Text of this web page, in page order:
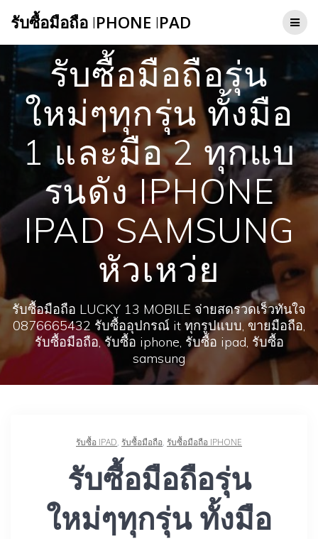
to
รับซื้อมือถือ IPHONE IPAD
รับซื้อมือถือรุ่น
ใหม่ๆทุกรุ่น ทั้งมือ
1 และมือ 2 ทุกแบ
รนดัง IPHONE
IPAD SAMSUNG
หัวเหว่ย
รับซื้อมือถือ LUCKY 13 MOBILE จ่ายสดรวดเร็วทันใจ
0876665432 รับซื้ออุปกรณ์ it ทุกรูปแบบ, ขายมือถือ,
รับซื้อมือถือ, รับซื้อ iphone, รับซื้อ ipad, รับซื้อ
samsung
รับซื้อ IPAD, รับซื้อมือถือ, รับซื้อมือถือ IPHONE
รับซื้อมือถือรุ่น
ใหม่ๆทุกรุ่น ทั้งมือ